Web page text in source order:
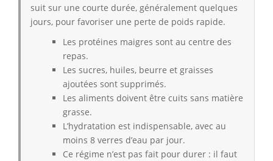
suit sur une courte durée, généralement quelques
jours, pour favoriser une perte de poids rapide.
Les protéines maigres sont au centre des
repas.
Les sucres, huiles, beurre et graisses
ajoutées sont supprimés.
Les aliments doivent être cuits sans matière
grasse.
L’hydratation est indispensable, avec au
moins 8 verres d’eau par jour.
Ce régime n’est pas fait pour durer : il faut